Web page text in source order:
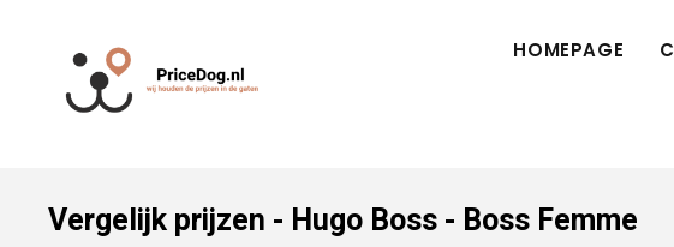
HOMEPAGE
Vergelijk prijzen - Hugo Boss - Boss Femme